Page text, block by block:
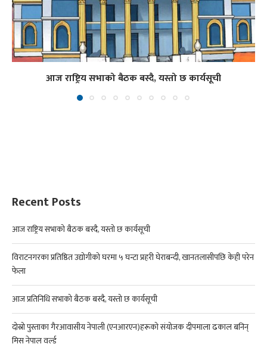
आज राष्ट्रिय सभाको बैठक बस्दै, यस्तो छ कार्यसूची
Recent Posts
आज राष्ट्रिय सभाको बैठक बस्दै, यस्तो छ कार्यसूची
विराटनगरका प्रतिष्ठित उद्योगीको घरमा ५ घन्टा प्रहरी घेराबन्दी, खानतलासीपछि केही परेन
फेला
आज प्रतिनिधि सभाको बैठक बस्दै, यस्तो छ कार्यसूची
दोस्रो पुस्ताका गैरआवासीय नेपाली (एनआरएन)हरूको संयोजक दीपमाला ढकाल बनिन्
मिस नेपाल वर्ल्ड